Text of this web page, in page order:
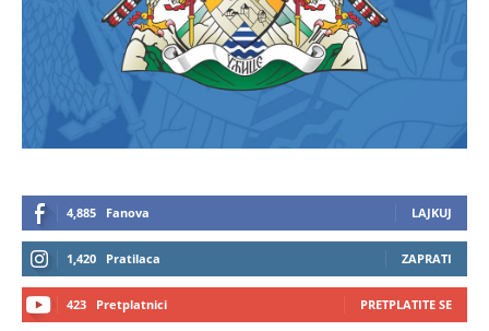
4,885 Fanova LAJKUJ
1,420 Pratilaca ZAPRATI
423 Pretplatnici PRETPLATITE SE